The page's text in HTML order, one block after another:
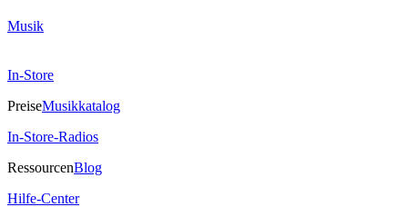
Musik
In-Store
PreiseMusikkatalog
In-Store-Radios
RessourcenBlog
Hilfe-Center